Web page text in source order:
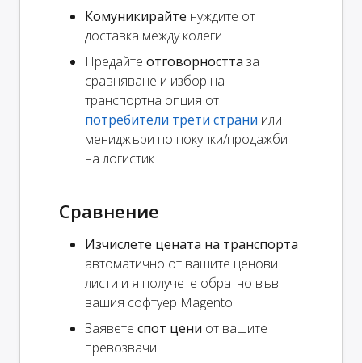
Комуникирайте нуждите от
доставка между колеги
Предайте отговорността за
сравняване и избор на
транспортна опция от
потребители трети страни или
мениджъри по покупки/продажби
на логистик
Сравнение
Изчислете цената на транспорта
автоматично от вашите ценови
листи и я получете обратно във
вашия софтуер Magento
Заявете спот цени от вашите
превозвачи